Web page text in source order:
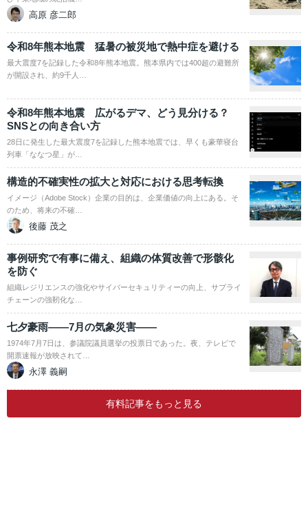
高原 彦二郎
令和8年熊本地震 猛暑の被災地で熱中症を避ける
最大震度7を記録した令和8年熊本地震。熊本県内では400超の避難所
が開設され、約9千人…
令和8年熊本地震 広がるデマ、どう見分ける？
SNSとの向き合い方
28日に発生した最大震度7を記録した熊本地震では、早くも豪華寝台
列車「ななつ星」が…
構造的不確実性の拡大と対応における思考転換
イメージ（Adobe Stock）企業の目的は、企業価値の向上にある。そ
のため、将来の不確…
後藤 茂之
事例研究で有事に備え、組織の体質改善で形骸化
を防ぐ
組織レジリエンスの強化やサイバーセキュリティーの向上、サプライ
チェーンの強靭化な…
七夕豪雨――7月の気象災害――
1974年7月7日は、参議院議員選挙の投票日であった。夜、テレビで
開票速報が放映されて…
永澤 義嗣
有料記事をもっと見る